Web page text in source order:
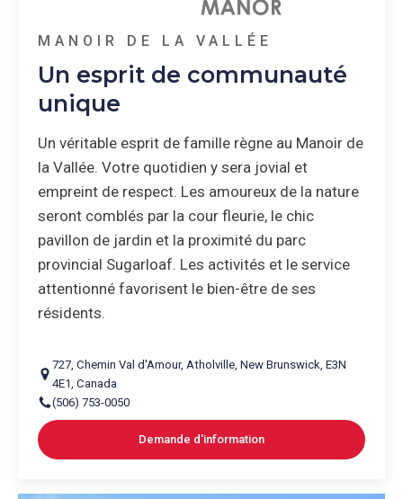
MANOIR DE LA VALLÉE
Un esprit de communauté
unique
Un véritable esprit de famille règne au Manoir de
la Vallée. Votre quotidien y sera jovial et
empreint de respect. Les amoureux de la nature
seront comblés par la cour fleurie, le chic
pavillon de jardin et la proximité du parc
provincial Sugarloaf. Les activités et le service
attentionné favorisent le bien-être de ses
résidents.
727,Chemin Val d'Amour,Atholville,New Brunswick,E3N
4E1,Canada
(506) 753-0050
Demande d'information